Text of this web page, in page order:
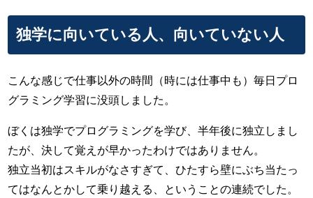
独学に向いている人、向いていない人
こんな感じで仕事以外の時間（時には仕事中も）毎日プロ
グラミング学習に没頭しました。
ぼくは独学でプログラミングを学び、半年後に独立しまし
たが、決して覚えが早かったわけではありません。
独立当初はスキルがなさすぎて、ひたすら壁にぶち当たっ
てはなんとかして乗り越える、ということの連続でした。